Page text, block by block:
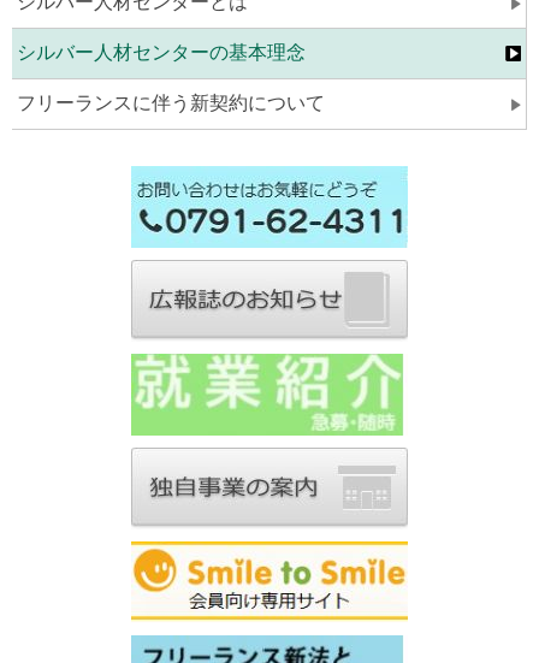
シルバー人材センターの基本理念
フリーランスに伴う新契約について